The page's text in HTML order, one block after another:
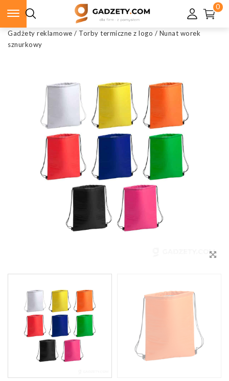
0
Gadżety reklamowe / Torby termiczne z logo / Nunat worek
sznurkowy